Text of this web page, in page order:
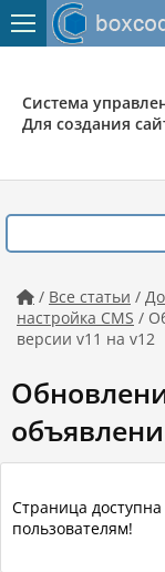
Система
Для создания
 / Все статьи /
настройка CMS /
версии v11 на v12
Страница
пользователям!